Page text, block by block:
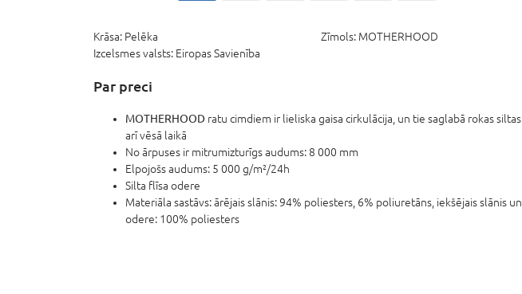
Krāsa: Pelēka Zīmols: MOTHERHOOD
Izcelsmes valsts: Eiropas Savienība
Par preci
MOTHERHOOD ratu cimdiem ir lieliska gaisa cirkulācija, un tie saglabā rokas siltas
arī vēsā laikā
No ārpuses ir mitrumizturīgs audums: 8 000 mm
Elpojošs audums: 5 000 g/m²/24h
Silta flīsa odere
Materiāla sastāvs: ārējais slānis: 94% poliesters, 6% poliuretāns, iekšējais slānis un
odere: 100% poliesters